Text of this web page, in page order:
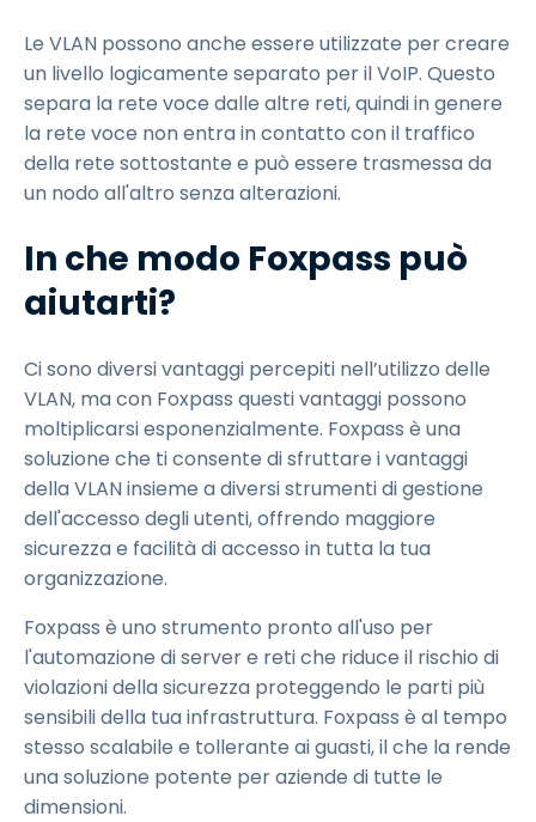
Le VLAN possono anche essere utilizzate per creare
un livello logicamente separato per il VoIP. Questo
separa la rete voce dalle altre reti, quindi in genere
la rete voce non entra in contatto con il traffico
della rete sottostante e può essere trasmessa da
un nodo all'altro senza alterazioni.
In che modo Foxpass può
aiutarti?
Ci sono diversi vantaggi percepiti nell’utilizzo delle
VLAN, ma con Foxpass questi vantaggi possono
moltiplicarsi esponenzialmente. Foxpass è una
soluzione che ti consente di sfruttare i vantaggi
della VLAN insieme a diversi strumenti di gestione
dell'accesso degli utenti, offrendo maggiore
sicurezza e facilità di accesso in tutta la tua
organizzazione.
Foxpass è uno strumento pronto all'uso per
l'automazione di server e reti che riduce il rischio di
violazioni della sicurezza proteggendo le parti più
sensibili della tua infrastruttura. Foxpass è al tempo
stesso scalabile e tollerante ai guasti, il che la rende
una soluzione potente per aziende di tutte le
dimensioni.